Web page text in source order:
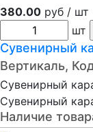
380.00 руб / шт
шт
Сувенирный
Вертикаль,
Сувенирный
Сувенирный
Наличие